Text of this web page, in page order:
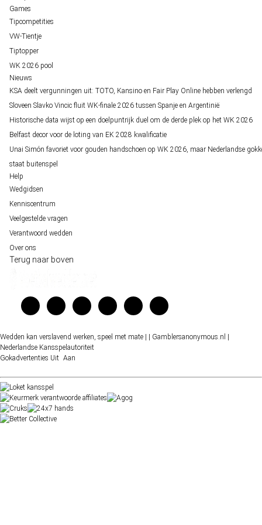
Games
Tipcompetities
VW-Tientje
Tiptopper
WK 2026 pool
Nieuws
KSA deelt vergunningen uit: TOTO, Kansino en Fair Play Online hebben verlengd
Sloveen Slavko Vincic fluit WK-finale 2026 tussen Spanje en Argentinië
Historische data wijst op een doelpuntrijk duel om de derde plek op het WK 2026
Belfast decor voor de loting van EK 2028 kwalificatie
Unai Simón favoriet voor gouden handschoen op WK 2026, maar Nederlandse
staat buitenspel
Help
Wedgidsen
Kenniscentrum
Veelgestelde vragen
Verantwoord wedden
Over ons
Terug naar boven
Wedden kan verslavend werken, speel met mate | | Gamblersanonymous.nl
Nederlandse Kansspelautoriteit
Gokadvertenties Uit Aan